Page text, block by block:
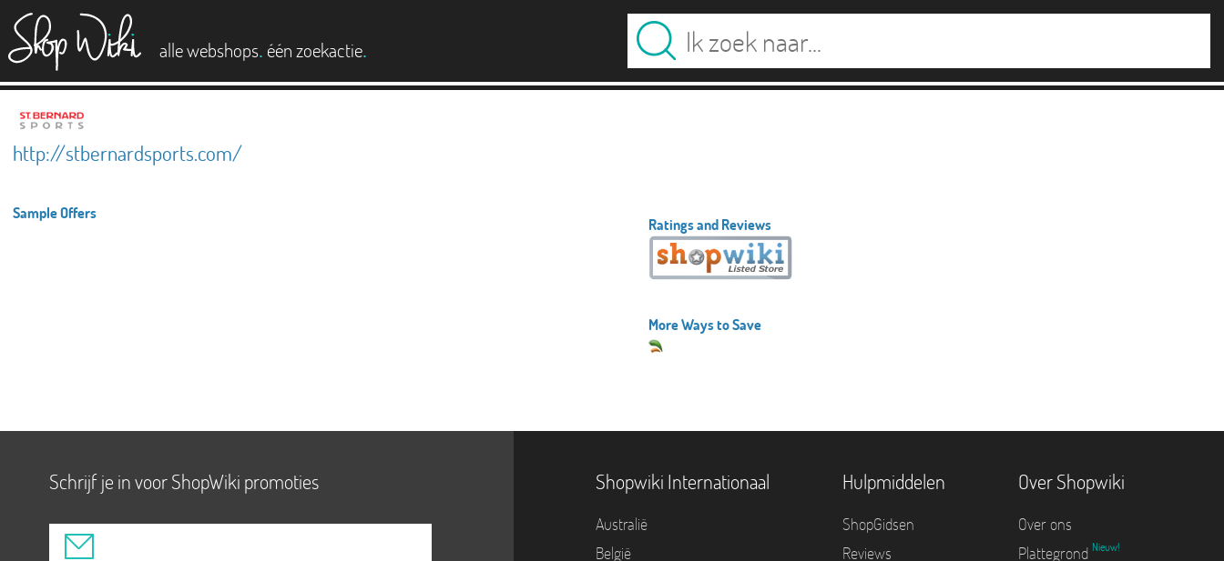
alle webshops. één zoekactie.
http://stbernardsports.com/
Sample Offers
Ratings and Reviews
More Ways to Save
Schrijf je in voor ShopWiki promoties Shopwiki Internationaal
Australië
België
Hulpmiddelen
ShopGidsen
Reviews
Over Shopwiki
Over ons
Plattegrond Nieuw!